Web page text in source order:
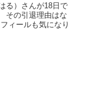
る）さんが18日で
その引退理由はな
ィールも気になり